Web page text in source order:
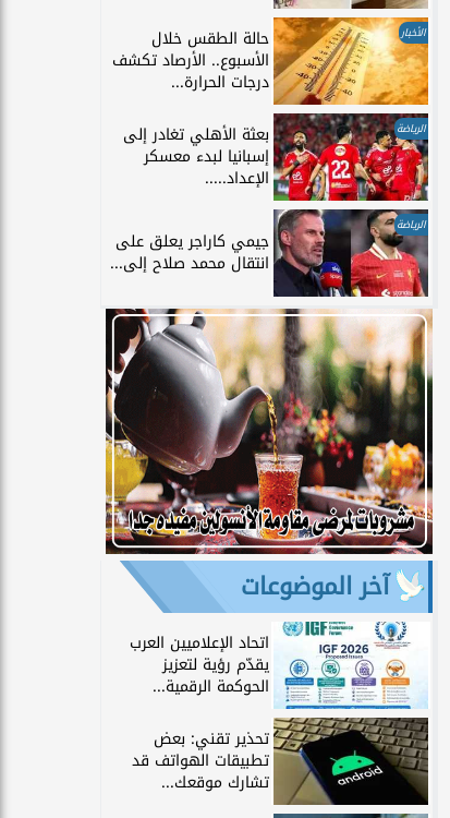
الأخبار حالة الطقس خلال
الأسبوع.. الأرصاد تكشف
درجات الحرارة...
الرياضة بعثة الأهلي تغادر إلى
إسبانيا لبدء معسكر
الإعداد.....
الرياضة
جيمي كاراجر يعلق على
انتقال محمد صلاح إلى...
آخر الموضوعات
اتحاد الإعلاميين العرب
يقدّم رؤية لتعزيز
الحوكمة الرقمية...
تحذير تقني: بعض
تطبيقات الهواتف قد
تشارك موقعك...